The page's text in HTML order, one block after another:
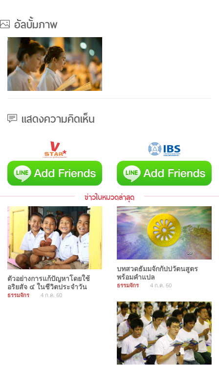
อัลบั้มภาพ
แสดงความคิดเห็น
ข่าวในหมวดล่าสุด
ตัวอย่างการแก้ปัญหาโดยใช้
อริยสัจ ๔ ในชีวิตประจำวัน
ธรรมจักร 4 ก.ค. 60
บทสวดธัมมจักกัปปวัตนสูตร
พร้อมคำแปล
ธรรมจักร 4 ก.ค. 60